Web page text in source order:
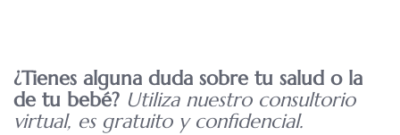
¿Tienes alguna duda sobre tu salud o la
de tu bebé? Utiliza nuestro consultorio
virtual, es gratuito y confidencial.